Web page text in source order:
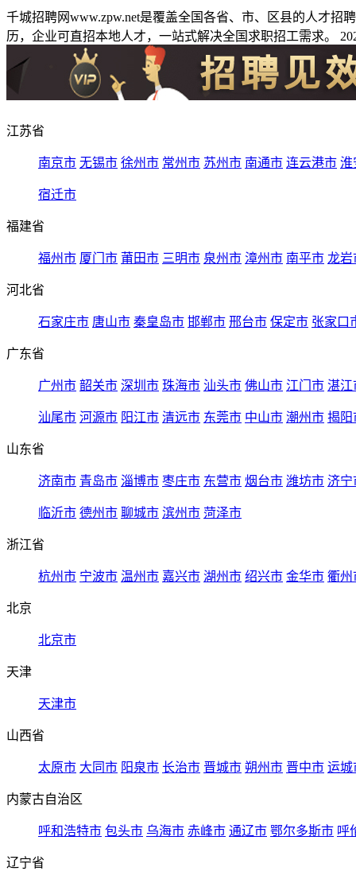
千城招聘网www.zpw.net是覆盖全国各省、市、区县的人才
历，企业可直招本地人才，一站式解决全国求职招工需求。
江苏省
南京市 无锡市 徐州市 常州市 苏州市 南通市 连云港市 淮
宿迁市
福建省
福州市 厦门市 莆田市 三明市 泉州市 漳州市 南平市 龙岩
河北省
石家庄市 唐山市 秦皇岛市 邯郸市 邢台市 保定市 张家口
广东省
广州市 韶关市 深圳市 珠海市 汕头市 佛山市 江门市 湛江
汕尾市 河源市 阳江市 清远市 东莞市 中山市 潮州市 揭阳
山东省
济南市 青岛市 淄博市 枣庄市 东营市 烟台市 潍坊市 济宁
临沂市 德州市 聊城市 滨州市 菏泽市
浙江省
杭州市 宁波市 温州市 嘉兴市 湖州市 绍兴市 金华市 衢州
北京
北京市
天津
天津市
山西省
太原市 大同市 阳泉市 长治市 晋城市 朔州市 晋中市 运城
内蒙古自治区
呼和浩特市 包头市 乌海市 赤峰市 通辽市 鄂尔多斯市 呼
辽宁省